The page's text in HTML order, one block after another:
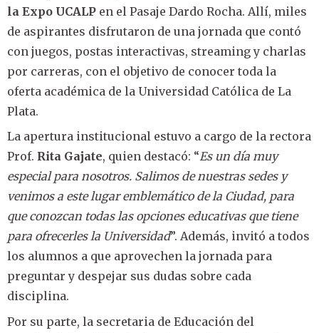
la Expo UCALP en el Pasaje Dardo Rocha. Allí, miles
de aspirantes disfrutaron de una jornada que contó
con juegos, postas interactivas, streaming y charlas
por carreras, con el objetivo de conocer toda la
oferta académica de la Universidad Católica de La
Plata.
La apertura institucional estuvo a cargo de la rectora
Prof. Rita Gajate, quien destacó: “Es un día muy
especial para nosotros. Salimos de nuestras sedes y
venimos a este lugar emblemático de la Ciudad, para
que conozcan todas las opciones educativas que tiene
para ofrecerles la Universidad”. Además, invitó a todos
los alumnos a que aprovechen la jornada para
preguntar y despejar sus dudas sobre cada
disciplina.
Por su parte, la secretaria de Educación del